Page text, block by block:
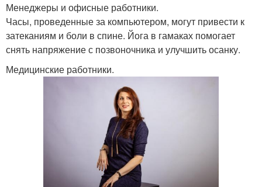
Менеджеры и офисные работники.
Часы, проведенные за компьютером, могут привести к
затеканиям и боли в спине. Йога в гамаках помогает
снять напряжение с позвоночника и улучшить осанку.
Медицинские работники.